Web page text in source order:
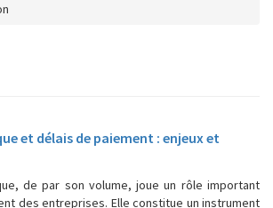
et délais de paiement : enjeux et
de par son volume, joue un rôle important
des entreprises. Elle constitue un instrument